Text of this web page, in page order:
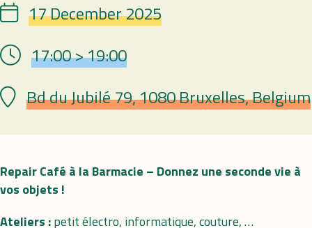
Date 17 December 2025
Hour 17:00 > 19:00
Lieu Bd du Jubilé 79, 1080 Bruxelles, Belgium
Repair Café à la Barmacie – Donnez une seconde vie à
vos objets !
Ateliers :petit électro, informatique, couture, …